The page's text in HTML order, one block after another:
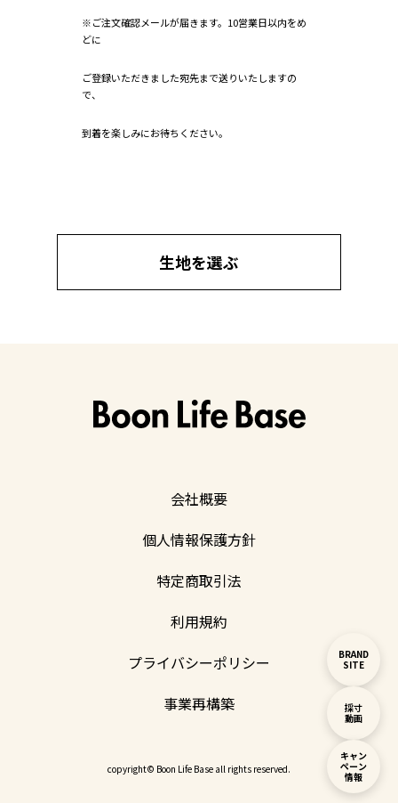
BRAND
SITE
採寸
動画
キャン
ペーン
情報
※ご注文確認メールが届きます。10営業日以内をめ
どに
ご登録いただきました宛先まで送りいたしますの
で、
到着を楽しみにお待ちください。
生地を選ぶ
会社概要
個人情報保護方針
特定商取引法
利用規約
プライバシーポリシー
事業再構築
copyright© Boon Life Base all rights reserved.